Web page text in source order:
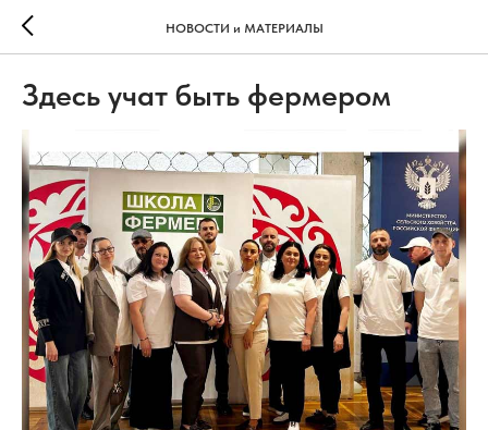
НОВОСТИ и МАТЕРИАЛЫ
Здесь учат быть фермером